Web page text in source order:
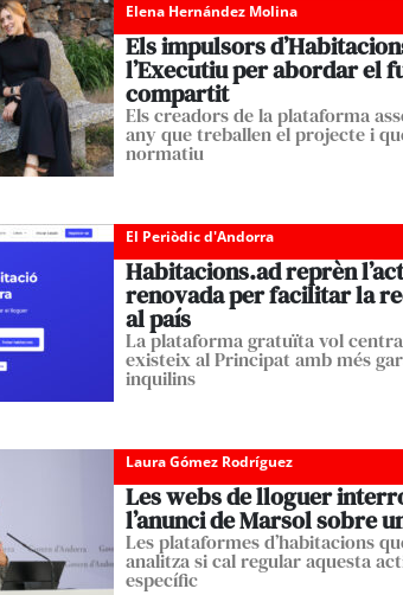
Elena Hernández Molina
Els impulsors
l’Executiu per abordar el
compartit
Els creadors de la plataforma
any que treballen el projecte i
normatiu
El Periòdic d'Andorra
Habitacions.ad reprèn
renovada per facilitar la
al país
La plataforma gratuïta vol
existeix al Principat amb més
inquilins
Laura Gómez Rodríguez
Les webs de lloguer
l’anunci de Marsol sobre
Les plataformes d’habitacions
analitza si cal regular aquesta
específic